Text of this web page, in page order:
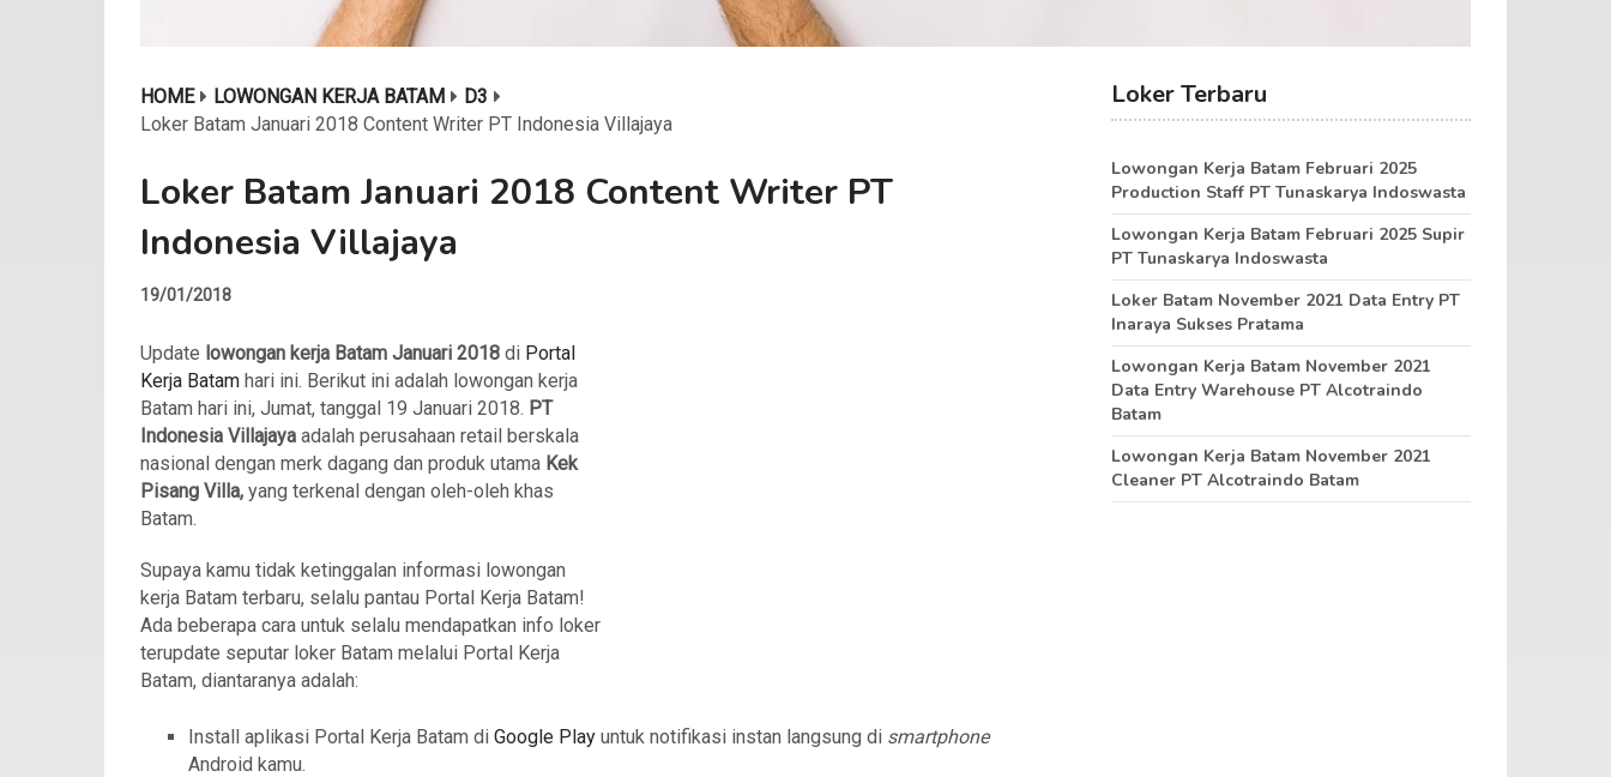
HOME LOWONGAN KERJA BATAM
D3
Loker Batam Januari 2018 Content Writer PT Indonesia Villajaya
Loker Batam Januari 2018 Content Writer PT
Indonesia Villajaya
19/01/2018
Update lowongan kerja Batam Januari 2018 di Portal
Kerja Batam hari ini. Berikut ini adalah lowongan kerja
Batam hari ini, Jumat, tanggal 19 Januari 2018. PT
Indonesia Villajaya adalah perusahaan retail berskala
nasional dengan merk dagang dan produk utama Kek
Pisang Villa, yang terkenal dengan oleh-oleh khas
Batam.
Supaya kamu tidak ketinggalan informasi lowongan
kerja Batam terbaru, selalu pantau Portal Kerja Batam!
Ada beberapa cara untuk selalu mendapatkan info loker
terupdate seputar loker Batam melalui Portal Kerja
Batam, diantaranya adalah:
Install aplikasi Portal Kerja Batam di Google Play untuk notifikasi instan langsung di smartphone
Android kamu.
Loker Terbaru
Lowongan Kerja Batam Februari 2025
Production Staff PT Tunaskarya Indoswasta
Lowongan Kerja Batam Februari 2025 Supir
PT Tunaskarya Indoswasta
Loker Batam November 2021 Data Entry PT
Inaraya Sukses Pratama
Lowongan Kerja Batam November 2021
Data Entry Warehouse PT Alcotraindo
Batam
Lowongan Kerja Batam November 2021
Cleaner PT Alcotraindo Batam